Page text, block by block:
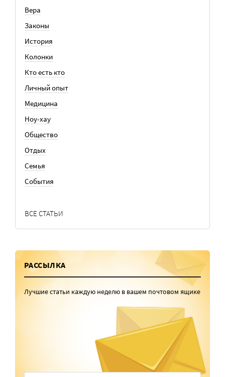
Вера
Законы
История
Колонки
Кто есть кто
Личный опыт
Медицина
Ноу-хау
Общество
Отдых
Семья
События
ВСЕ СТАТЬИ
РАССЫЛКА
Лучшие статьи каждую неделю в вашем почтовом ящике